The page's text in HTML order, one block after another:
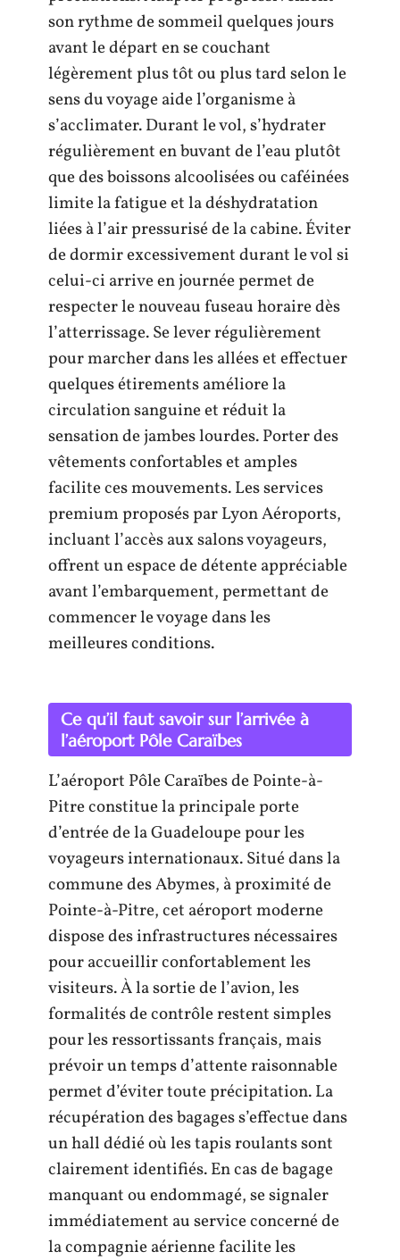
son rythme de sommeil quelques jours
avant le départ en se couchant
légèrement plus tôt ou plus tard selon le
sens du voyage aide l’organisme à
s’acclimater. Durant le vol, s’hydrater
régulièrement en buvant de l’eau plutôt
que des boissons alcoolisées ou caféinées
limite la fatigue et la déshydratation
liées à l’air pressurisé de la cabine. Éviter
de dormir excessivement durant le vol si
celui-ci arrive en journée permet de
respecter le nouveau fuseau horaire dès
l’atterrissage. Se lever régulièrement
pour marcher dans les allées et effectuer
quelques étirements améliore la
circulation sanguine et réduit la
sensation de jambes lourdes. Porter des
vêtements confortables et amples
facilite ces mouvements. Les services
premium proposés par Lyon Aéroports,
incluant l’accès aux salons voyageurs,
offrent un espace de détente appréciable
avant l’embarquement, permettant de
commencer le voyage dans les
meilleures conditions.
Ce qu’il faut savoir sur l’arrivée à
l’aéroport Pôle Caraïbes
L’aéroport Pôle Caraïbes de Pointe-à-
Pitre constitue la principale porte
d’entrée de la Guadeloupe pour les
voyageurs internationaux. Situé dans la
commune des Abymes, à proximité de
Pointe-à-Pitre, cet aéroport moderne
dispose des infrastructures nécessaires
pour accueillir confortablement les
visiteurs. À la sortie de l’avion, les
formalités de contrôle restent simples
pour les ressortissants français, mais
prévoir un temps d’attente raisonnable
permet d’éviter toute précipitation. La
récupération des bagages s’effectue dans
un hall dédié où les tapis roulants sont
clairement identifiés. En cas de bagage
manquant ou endommagé, se signaler
immédiatement au service concerné de
la compagnie aérienne facilite les